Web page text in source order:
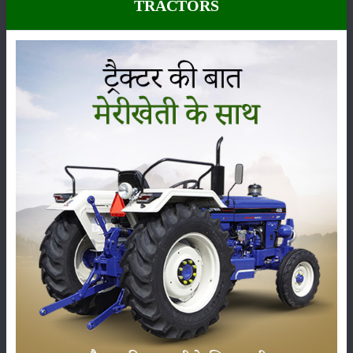
से प्रकृति के साथ मानवीय छेड़छाड़ जैसे कि वनों की कटाई और विकास के लिए किए
जा रहे कंस्ट्रक्शन और माइनिंग के कार्य तथा ग्लोबल वार्मिंग जैसी समस्याओं से यह
बैलेंस पूरी तरीके से बिगड़ गया है और अब मृदा अपरदन समस्या बहुत तेजी से बढ़ती हुई
पानी से होने वाले मृदा अपरदन को दो भागों में विभाजित किया जा
सकता है :-
(Gully erosion):
मृदा के एक हिस्से के ऊपर से बह रहा पानी मिट्टी को काटकर धीरे-धीरे उसमें
एक गहरी गली बना लेता है और धीरे-धीरे यह गली खेत की पूरी जमीन में फैल
जाती है।
चंबल नदी के पानी के द्वारा किए गए गली अपरदन की वजह से ही उसके
आसपास के क्षेत्र फसल उपजाऊ करने के लिए पूरी तरीके से अनुपयोगी हो चुके
है, ऐसे क्षेत्रों कोखड़ीन(khadin)नाम से जाना जाता है।
परत अपरदन(Sheet erosion :-
ढलान वाली जगहों पर कई बार पानी एक परत के रूप में मृदा के ऊपर से बहता
है और अपने साथ मृदा की ऊपरी परत को भी बहाकर ले जाता है।
TRACTORS